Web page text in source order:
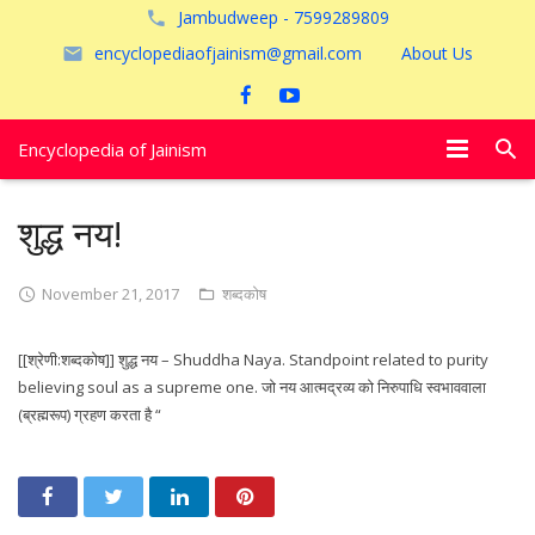
Jambudweep - 7599289809
encyclopediaofjainism@gmail.com
About Us
Encyclopedia of Jainism
पूजायें
अयोध्या
शुद्ध नय!
November 21, 2017 शब्दकोष
[[श्रेणी:शब्दकोष]] शुद्ध नय – Shuddha Naya. Standpoint related to purity
believing soul as a supreme one. जो नय आत्मद्रव्य को निरुपाधि स्वभाववाला
(ब्रह्मरूप) ग्रहण करता है “